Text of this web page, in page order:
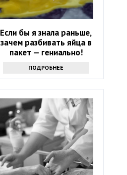
Если бы я знала раньше,
зачем разбивать яйца в
пакет — гениально!
ПОДРОБНЕЕ